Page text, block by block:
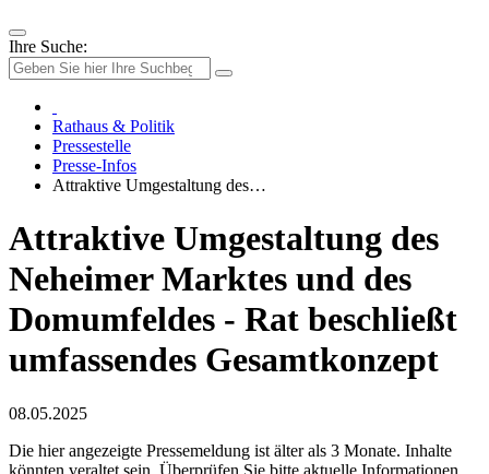
Ihre Suche:
Rathaus & Politik
Pressestelle
Presse-Infos
Attraktive Umgestaltung des…
Attraktive Umgestaltung des
Neheimer Marktes und des
Domumfeldes - Rat beschließt
umfassendes Gesamtkonzept
08.05.2025
Die hier angezeigte Pressemeldung ist älter als 3 Monate. Inhalte
könnten veraltet sein. Überprüfen Sie bitte aktuelle Informationen